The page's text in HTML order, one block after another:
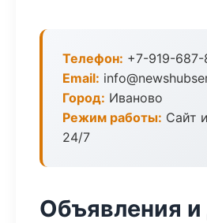
Телефон: +7-919-
Email:
Город: Иваново
Режим работы: Сайт
24/7
Объявления и